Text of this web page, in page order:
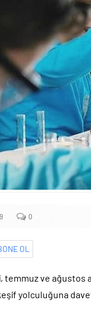
0
OL
temmuz ve ağustos
yolculuğuna